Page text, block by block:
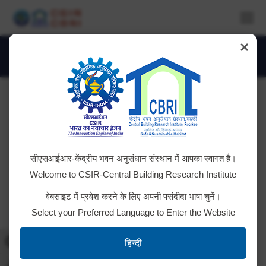
IMG_2485-1024×768
You are here:
×
सीएसआईआर-केंद्रीय भवन अनुसंधान संस्थान में आपका स्वागत है।
Welcome to CSIR-Central Building Research Institute
वेबसाइट में प्रवेश करने के लिए अपनी पसंदीदा भाषा चुनें।
Select your Preferred Language to Enter the Website
हिन्दी